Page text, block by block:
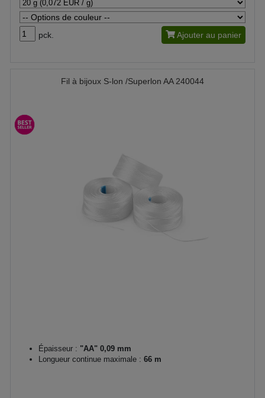
pck. Ajouter au panier
Fil à bijoux S-lon /Superlon AA 240044
Épaisseur : "AA" 0,09 mm
Longueur continue maximale : 66 m